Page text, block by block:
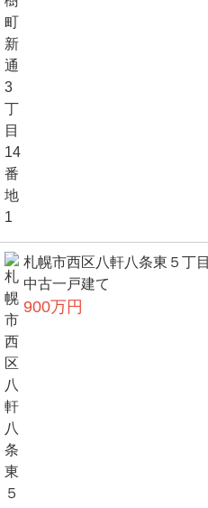
札幌市西区八軒八条東５丁目
中古一戸建て
900万円